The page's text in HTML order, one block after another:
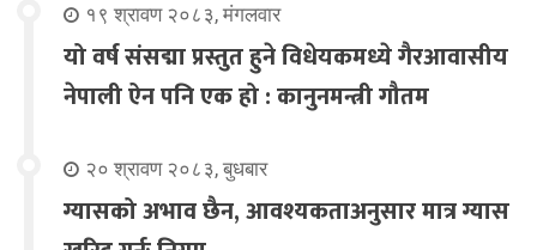
१९ श्रावण २०८३, मंगलवार
यो वर्ष संसद्मा प्रस्तुत हुने विधेयकमध्ये गैरआवासीय
नेपाली ऐन पनि एक हो : कानुनमन्त्री गौतम
२० श्रावण २०८३, बुधबार
ग्यासको अभाव छैन, आवश्यकताअनुसार मात्र ग्यास